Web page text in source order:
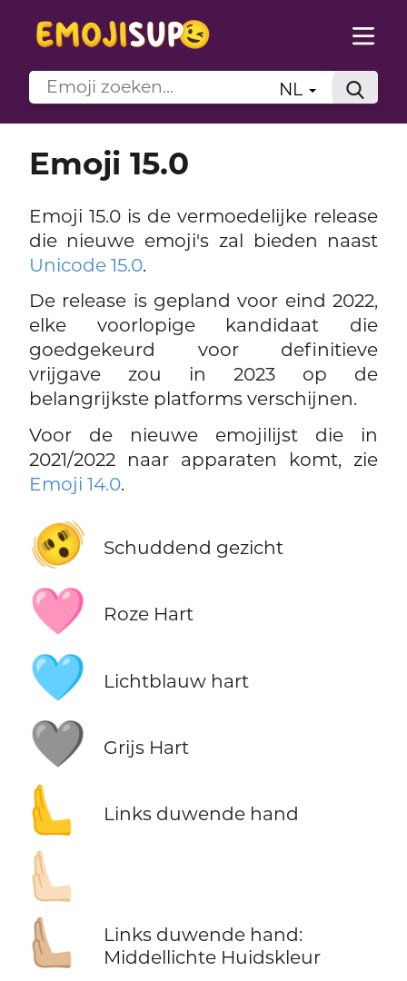
NL
Emoji 15.0
Emoji 15.0 is de vermoedelijke release
die nieuwe emoji's zal bieden naast
Unicode 15.0.
De release is gepland voor eind 2022,
elke voorlopige kandidaat die
goedgekeurd voor definitieve
vrijgave zou in 2023 op de
belangrijkste platforms verschijnen.
Voor de nieuwe emojilijst die in
2021/2022 naar apparaten komt, zie
Emoji 14.0.
🫨 Schuddend gezicht
🩷 Roze Hart
🩵 Lichtblauw hart
🩶 Grijs Hart
🫷 Links duwende hand
🫷🏻
🫷🏼
Links duwende hand:
Middellichte Huidskleur